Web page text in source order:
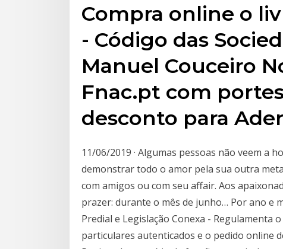
Compra online o
- Código das
Manuel Couceiro
Fnac.pt com
desconto para
11/06/2019 · Algumas pessoas não veem a
demonstrar todo o amor pela sua outra
com amigos ou com seu affair. Aos
prazer: durante o mês de junho… Por ano e
Predial e Legislação Conexa - Regulamenta
particulares autenticados e o pedido online